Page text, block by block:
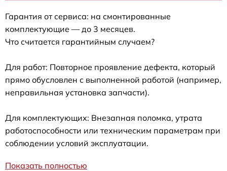
Гарантия от сервиса: на смонтированные
комплектующие — до 3 месяцев.
Что считается гарантийным случаем?
Для работ: Повторное проявление дефекта, который
прямо обусловлен с выполненной работой (например,
неправильная установка запчасти).
Для комплектующих: Внезапная поломка, утрата
работоспособности или техническим параметрам при
соблюдении условий эксплуатации.
Показать полностью